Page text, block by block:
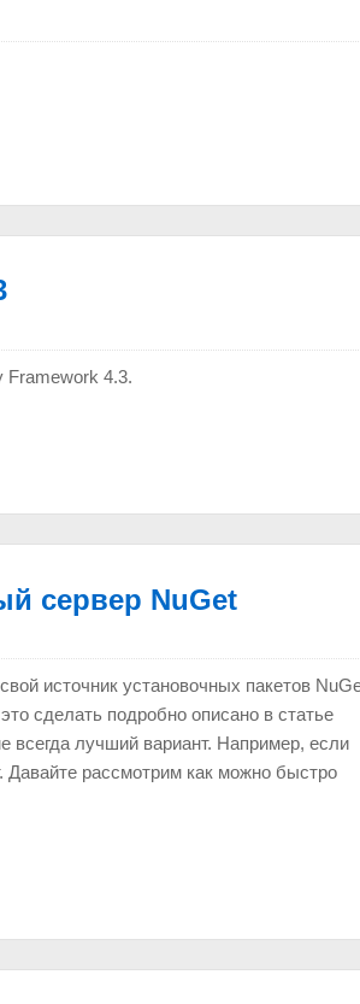
Framework 4.3.
сервер NuGet
источник установочных пакетов
сделать подробно описано в статье
всегда лучший вариант. Например, если
Давайте рассмотрим как можно быстро